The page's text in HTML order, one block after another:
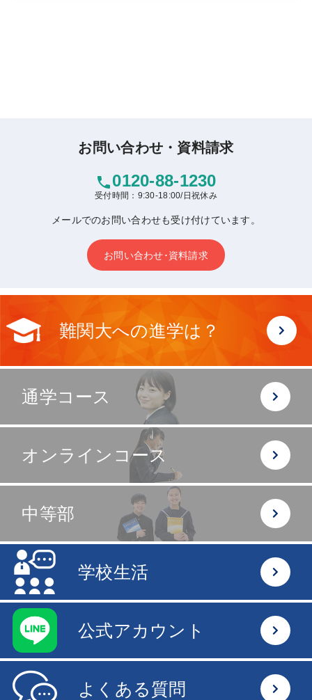
お問い合わせ・資料請求
phone0120-88-1230
受付時間：9:30-18:00/日祝休み
メールでのお問い合わせも受け付けています。
お問い合わせ･資料請求
難関大への進学は？
通学コース
オンラインコース
中等部
学校生活
公式アカウント
よくある質問